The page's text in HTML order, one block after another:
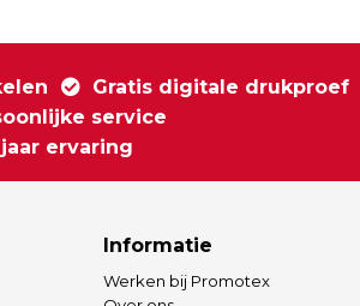
Gratis digitale drukproef
service
ervaring
Informatie
Werken bij Promotex